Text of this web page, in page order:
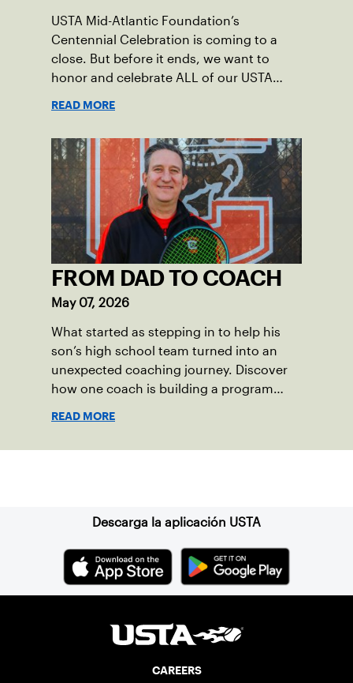
USTA Mid-Atlantic Foundation’s
Centennial Celebration is coming to a
close. But before it ends, we want to
honor and celebrate ALL of our USTA
community among adult players, but they
also ensure tennis in our region remains
vibrant and strong.
READ MORE
FROM DAD TO COACH
May 07, 2026
What started as stepping in to help his
son’s high school team turned into an
unexpected coaching journey. Discover
how one coach is building a program
READ MORE
Descarga la aplicación USTA
CAREERS